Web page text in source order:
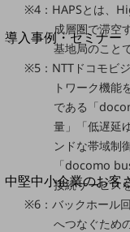
別ウィンドウで開き
サービスをご利用中のお
導入事例・セミナー
導入事例TOP
最新の導入事例や注目の導
開催・出展する各種セミナ
中堅中小企業のお客
NTTドコモビジネス
ビジネスお役立ち情報
※4：HAPSとは、
成層圏で滞空
基地局のこと
※5：NTTドコモビ
トワーク機
である「
量」「低遅延
ンドな帯域制
「docomo
接続サービス
※6：バックホール
へつなぐため